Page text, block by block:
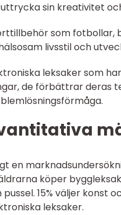
sin kreativitet
som fotbollar,
livsstil och
leksaker som
de förbättrar deras
en
köper
pussel. 15% väljer konst
leksaker.